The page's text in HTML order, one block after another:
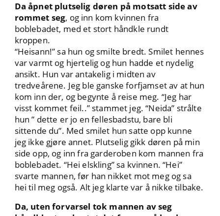
Da åpnet plutselig døren på motsatt side av
rommet seg, og inn kom kvinnen fra
boblebadet, med et stort håndkle rundt
kroppen.
“Heisann!” sa hun og smilte bredt. Smilet hennes
var varmt og hjertelig og hun hadde et nydelig
ansikt. Hun var antakelig i midten av
tredveårene. Jeg ble ganske forfjamset av at hun
kom inn der, og begynte å reise meg. “Jeg har
visst kommet feil..” stammet jeg. “Neida” strålte
hun ” dette er jo en fellesbadstu, bare bli
sittende du”. Med smilet hun satte opp kunne
jeg ikke gjøre annet. Plutselig gikk døren på min
side opp, og inn fra garderoben kom mannen fra
boblebadet. “Hei elskling” sa kvinnen. “Hei”
svarte mannen, før han nikket mot meg og sa
hei til meg også. Alt jeg klarte var å nikke tilbake.
Da, uten forvarsel tok mannen av seg